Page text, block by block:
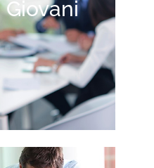
Giovani